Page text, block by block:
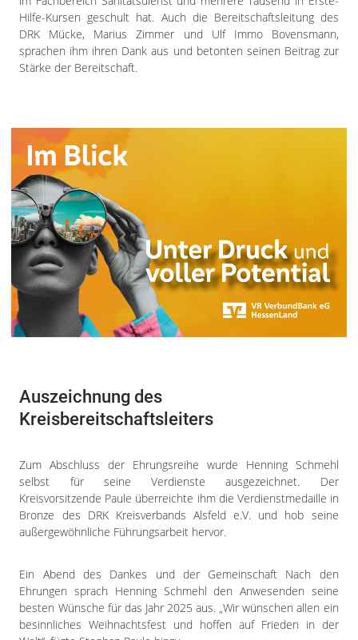
Hilfe-Kursen geschult hat. Auch die Bereitschaftsleitung des
DRK Mücke, Marius Zimmer und Ulf Immo Bovensmann,
sprachen ihm ihren Dank aus und betonten seinen Beitrag zur
Stärke der Bereitschaft.
Auszeichnung des
Kreisbereitschaftsleiters
Zum Abschluss der Ehrungsreihe wurde Henning Schmehl
selbst für seine Verdienste ausgezeichnet. Der
Kreisvorsitzende Paule überreichte ihm die Verdienstmedaille in
Bronze des DRK Kreisverbands Alsfeld e.V. und hob seine
außergewöhnliche Führungsarbeit hervor.
Ein Abend des Dankes und der Gemeinschaft Nach den
Ehrungen sprach Henning Schmehl den Anwesenden seine
besten Wünsche für das Jahr 2025 aus. „Wir wünschen allen ein
besinnliches Weihnachtsfest und hoffen auf Frieden in der